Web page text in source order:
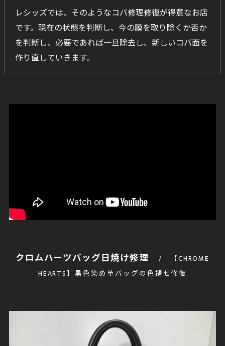
レシッズでは、そのようなコバ修理修復が得意なお店
です。現在の状態を判断し、今の膜を取り除くか否か
を判断し、必要であれば一旦除去し、新しいコバ面を
作り直していきます。
クロムハーツバッグ日焼け修理
【CHROME
HEARTS】黒色染め革バッグの色褪せ修復